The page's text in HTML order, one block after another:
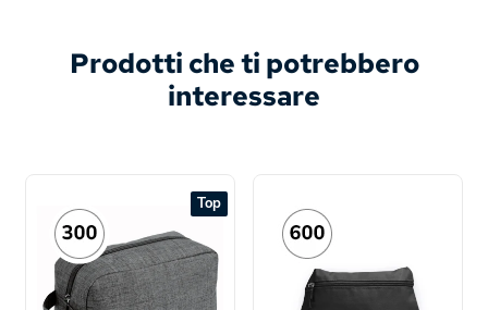
Prodotti che ti potrebbero
interessare
Top